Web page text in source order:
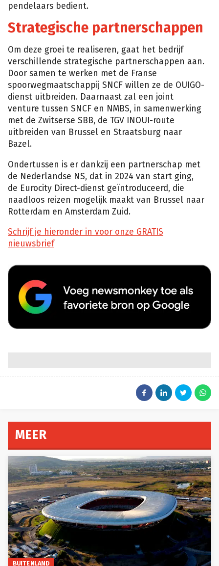
pendelaars bedient.
Strategische partnerschappen
Om deze groei te realiseren, gaat het bedrijf
verschillende strategische partnerschappen aan.
Door samen te werken met de Franse
spoorwegmaatschappij SNCF willen ze de OUIGO-
dienst uitbreiden. Daarnaast zal een joint
venture tussen SNCF en NMBS, in samenwerking
met de Zwitserse SBB, de TGV INOUI-route
uitbreiden van Brussel en Straatsburg naar
Bazel.
Ondertussen is er dankzij een partnerschap met
de Nederlandse NS, dat in 2024 van start ging,
de Eurocity Direct-dienst geïntroduceerd, die
naadloos reizen mogelijk maakt van Brussel naar
Rotterdam en Amsterdam Zuid.
Schrijf je hieronder in voor onze GRATIS
nieuwsbrief
MEER
BUITENLAND